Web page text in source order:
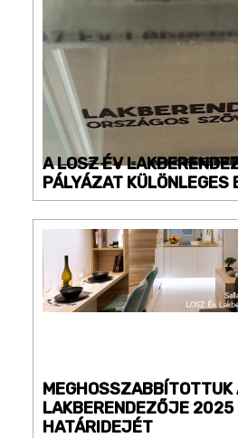
A LOSZ ÉV
PÁLYÁZAT KÜLÖNLEGES
MEGHOSSZABBÍTOTTUK
LAKBERENDEZŐJE 2025
HATÁRIDEJÉT